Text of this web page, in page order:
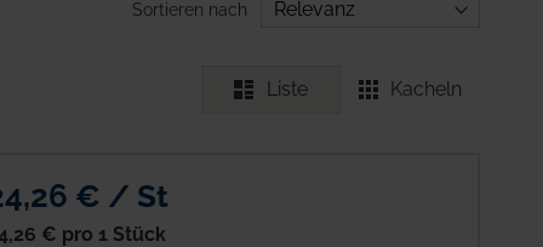
Sortieren nach
Liste Kacheln
€ / St
€ pro 1 Stück